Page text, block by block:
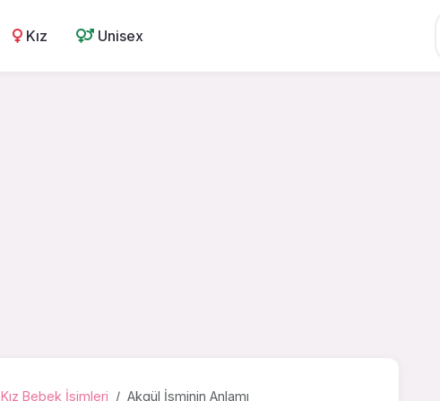
Kız Unisex
Kız Bebek İsimleri Akgül İsminin Anlamı